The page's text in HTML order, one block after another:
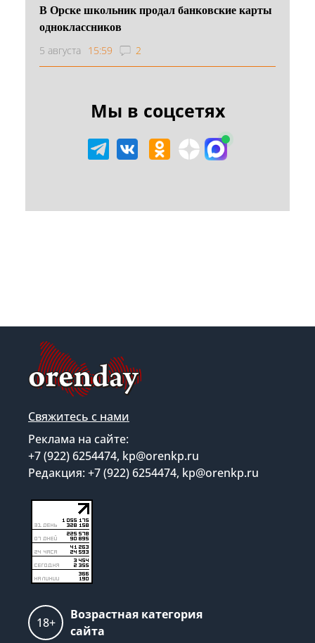
В Орске школьник продал банковские карты
одноклассников
5 августа 15:59 2
Мы в соцсетях
Свяжитесь с нами
Реклама на сайте:
+7 (922) 6254474, kp@orenkp.ru
Редакция: +7 (922) 6254474, kp@orenkp.ru
18+
Возрастная категория
сайта